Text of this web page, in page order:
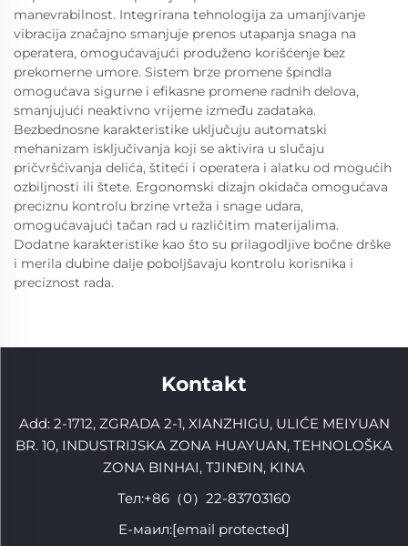
manevrabilnost. Integrirana tehnologija za umanjivanje
vibracija značajno smanjuje prenos utapanja snaga na
operatera, omogućavajući produženo korišćenje bez
prekomerne umore. Sistem brze promene špindla
omogućava sigurne i efikasne promene radnih delova,
smanjujući neaktivno vrijeme između zadataka.
Bezbednosne karakteristike uključuju automatski
mehanizam isključivanja koji se aktivira u slučaju
pričvršćivanja delića, štiteći i operatera i alatku od mogućih
ozbiljnosti ili štete. Ergonomski dizajn okidača omogućava
preciznu kontrolu brzine vrteža i snage udara,
omogućavajući tačan rad u različitim materijalima.
Dodatne karakteristike kao što su prilagodljive bočne drške
i merila dubine dalje poboljšavaju kontrolu korisnika i
preciznost rada.
Kontakt
Add: 2-1712, ZGRADA 2-1, XIANZHIGU, ULIĆE MEIYUAN
BR. 10, INDUSTRIJSKA ZONA HUAYUAN, TEHNOLOŠKA
ZONA BINHAI, TJINĐIN, KINA
Тел:+86（0）22-83703160
Е-маил:[email protected]